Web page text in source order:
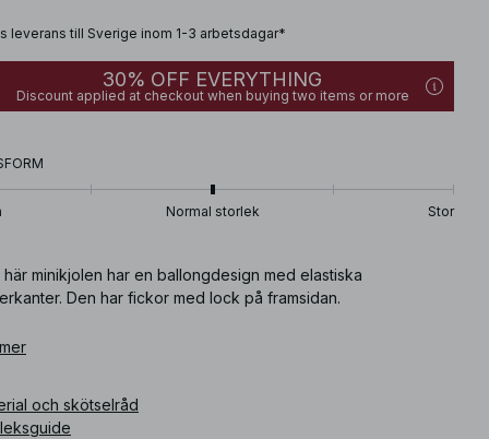
leverans till Sverige inom 1-3 arbetsdagar*
30% OFF EVERYTHING
Discount applied at checkout when buying two items or more
Normal storlek Stor
här minikjolen har en ballongdesign med elastiska
Den har fickor med lock på framsidan.
och skötselråd